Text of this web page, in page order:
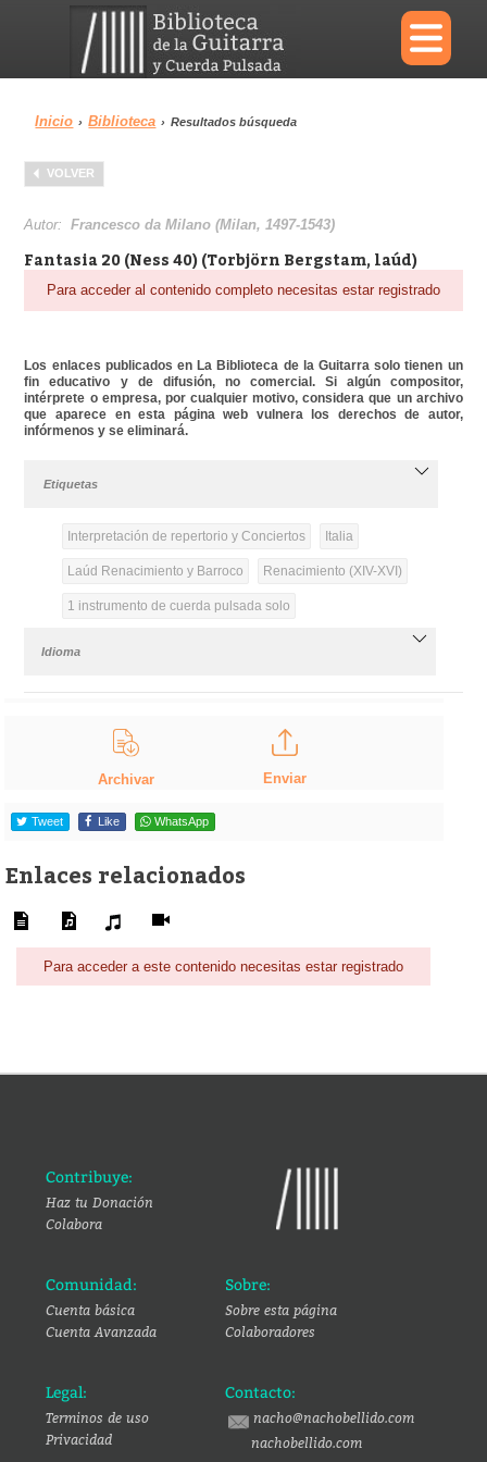
×
Menu
Biblioteca Diccionario
Inicio › Biblioteca › Resultados búsqueda
VOLVER
Autor:Francesco da Milano (Milan, 1497-1543)
Fantasia 20 (Ness 40) (Torbjörn Bergstam, laúd)
Para acceder al contenido completo necesitas estar registrado
Los enlaces publicados en La Biblioteca de la Guitarra solo tienen un
fin educativo y de difusión, no comercial. Si algún compositor,
intérprete o empresa, por cualquier motivo, considera que un archivo
que aparece en esta página web vulnera los derechos de autor,
infórmenos y se eliminará.
Etiquetas
Interpretación de repertorio y Conciertos Italia
Laúd Renacimiento y Barroco Renacimiento (XIV-XVI)
1 instrumento de cuerda pulsada solo
Idioma
Archivar Enviar
Tweet Like WhatsApp
Enlaces relacionados
Para acceder a este contenido necesitas estar registrado
Contribuye:
Haz tu Donación
Colabora
Comunidad:
Cuenta básica
Cuenta Avanzada
Sobre:
Sobre esta página
Colaboradores
Legal:
Terminos de uso
Privacidad
Contacto:
nacho@nachobellido.com
nachobellido.com